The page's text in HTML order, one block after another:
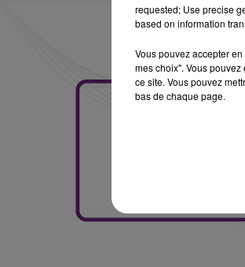
requested; Use precise
based on information
Vous pouvez accepter
mes choix". Vous
ce site. Vous pouvez
bas de chaque page.